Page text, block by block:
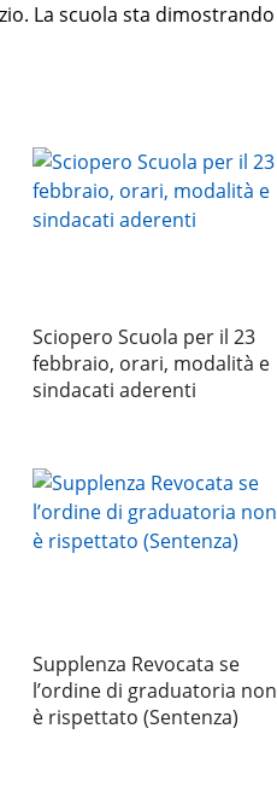
La scuola sta dimostrando
Sciopero Scuola per il 23
febbraio, orari, modalità e
sindacati aderenti
Supplenza Revocata se
l’ordine di graduatoria non
è rispettato (Sentenza)